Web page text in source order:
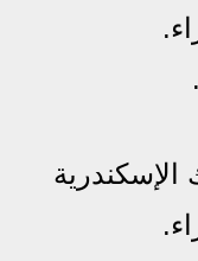
الإسكندرية